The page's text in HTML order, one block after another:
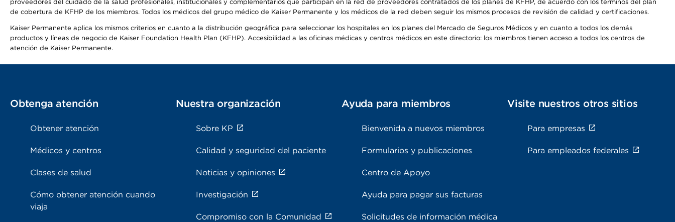
proveedores del cuidado de la salud profesionales, institucionales y complementarios que participan en la red de proveedores contratados de los planes de KFHP, de acuerdo con los términos del plan
de cobertura de KFHP de los miembros. Todos los médicos del grupo médico de Kaiser Permanente y los médicos de la red deben seguir los mismos procesos de revisión de calidad y certificaciones.
Kaiser Permanente aplica los mismos criterios en cuanto a la distribución geográfica para seleccionar los hospitales en los planes del Mercado de Seguros Médicos y en cuanto a todos los demás
productos y líneas de negocio de Kaiser Foundation Health Plan (KFHP). Accesibilidad a las oficinas médicas y centros médicos en este directorio: los miembros tienen acceso a todos los centros de
atención de Kaiser Permanente.
Obtenga atención
Obtener atención
Médicos y centros
Clases de salud
Cómo obtener atención cuando
viaja
Nuestra organización
Sobre KP
Calidad y seguridad del paciente
Noticias y opiniones
Investigación
Compromiso con la Comunidad
Ayuda para miembros
Bienvenida a nuevos miembros
Formularios y publicaciones
Centro de Apoyo
Ayuda para pagar sus facturas
Solicitudes de información médica
Visite nuestros otros sitios
Para empresas
Para empleados federales